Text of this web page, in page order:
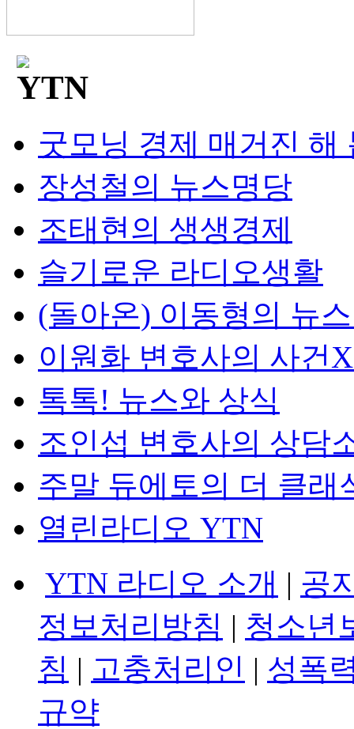
굿모닝 경제 매거진 해
장성철의 뉴스명당
조태현의 생생경제
슬기로운 라디오생활
(돌아온) 이동형의 뉴
이원화 변호사의 사건
톡톡! 뉴스와 상식
조인섭 변호사의 상담
주말 듀에토의 더 클래
열린라디오 YTN
YTN 라디오 소개 | 공
정보처리방침 | 청소년
침 | 고충처리인 | 성폭
규약